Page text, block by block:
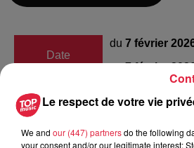
Date
du 7 février
au7 février
Lieu
68000 COLMAR
Le respect de votre vie
We and our (447) partnersdo the following
your consent and/or our legitimate interest: